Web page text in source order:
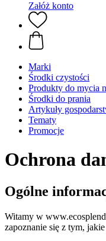
Załóż konto
Marki
Środki czystości
Produkty do mycia
Środki do prania
Artykuły
Tematy
Promocje
Ochrona
Ogólne
Witamy w
zapoznanie się z tym,